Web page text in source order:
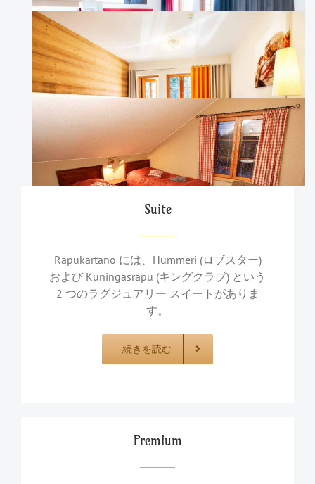
Suite
Rapukartano には、Hummeri (ロブスター)
および Kuningasrapu (キングクラブ) という
2 つのラグジュアリー スイートがありま
す。
続きを読む
Premium